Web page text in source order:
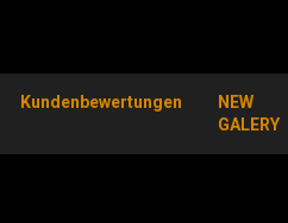
Kundenbewertungen
NEW
GALERY